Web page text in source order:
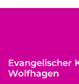
Evangelischer
Wolfhagen